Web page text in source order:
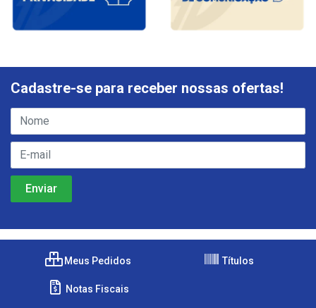
Cadastre-se para receber nossas ofertas!
Meus Pedidos Títulos
Notas Fiscais